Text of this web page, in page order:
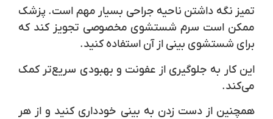
تمیز نگه داشتن ناحیه جراحی بسیار مهم است. پزشک
ممکن است سرم شستشوی مخصوصی تجویز کند که
برای شستشوی بینی از آن استفاده کنید.
این کار به جلوگیری از عفونت و بهبودی سریع‌تر کمک
می‌کند.
همچنین از دست زدن به بینی خودداری کنید و از هر